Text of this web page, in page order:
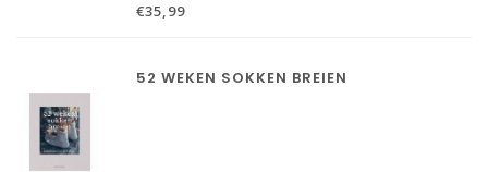
€35,99
52 WEKEN SOKKEN BREIEN